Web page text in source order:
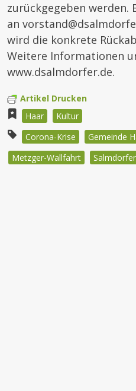
zurückgegeben werden.
an
wird die konkrete
Weitere Informationen
www.dsalmdorfer.de.
Artikel Drucken
Haar
Kultur
Corona-Krise
Gemeinde
Metzger-Wallfahrt